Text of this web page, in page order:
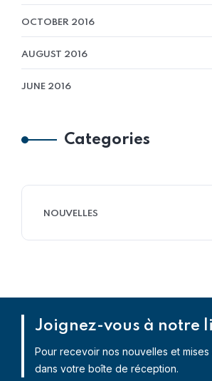
OCTOBER 2016
AUGUST 2016
JUNE 2016
Categories
NOUVELLES
Joignez-vous à notre
Pour recevoir nos nouvelles et
dans votre boîte de réception.